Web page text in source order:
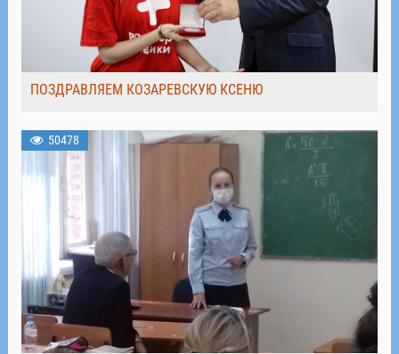
ПОЗДРАВЛЯЕМ КОЗАРЕВСКУЮ КСЕНЮ
50478